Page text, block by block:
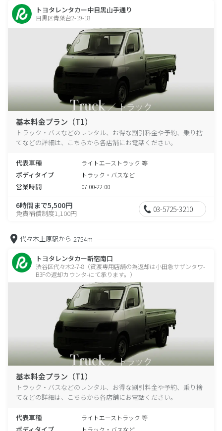
トヨタレンタカー中目黒山手通り
目黒区青葉台2-19-18
基本料金プラン（T1）
トラック・バスなどのレンタル、お得な割引料金や予約、乗り捨
てなどの詳細は、こちらから各店舗にお電話ください。
代表車種 ライトエーストラック 等
ボディタイプ トラック・バスなど
営業時間 07:00-22:00
6時間まで5,500円
免責補償制度1,100円 03-5725-3210
代々木上原駅から 2754m
トヨタレンタカー新宿南口
渋谷区代々木2-7-8（貸渡専用店舗の為返却は小田急サザンタワ-
B3Fの返却カウンタ-にて承ります。）
基本料金プラン（T1）
トラック・バスなどのレンタル、お得な割引料金や予約、乗り捨
てなどの詳細は、こちらから各店舗にお電話ください。
代表車種 ライトエーストラック 等
トラック・バスなど